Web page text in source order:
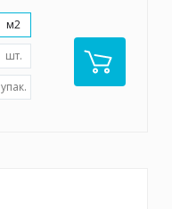
м2
шт.
упак.